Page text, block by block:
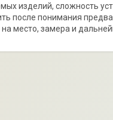
изделий, сложность
после понимания
место, замера и